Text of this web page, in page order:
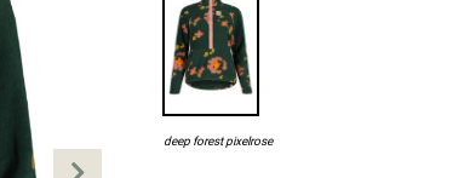
deep forest pixelrose